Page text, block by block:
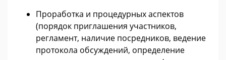
Проработка и процедурных аспектов
(порядок приглашения участников,
регламент, наличие посредников, ведение
протокола обсуждений, определение